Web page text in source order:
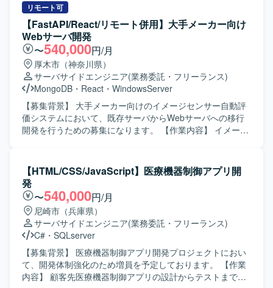
いと考えております。 【ポジションの魅力】 モダンな技術
スタックを活用しながら、大規模な社内通販業務システム
の刷新・追加開発に上流から関わることができます。レガ
シー環境からモダン環境への移行プロジェクトに関わるこ
とで、アプリケーションアーキテクチャ設計や技術選定の
経験を積むことができます。テックリードとしてチームを
牽引しつつ、技術面での意思決定や改善活動をリードでき
るポジションです。 【開発環境】 Java17、SpringBoot3な
どのモダン技術スタックを中心に、DockerやAWS ECS等の
コンテナ・クラウド技術を活用した開発を行っておりま
す。現行システムではJava6/8、Weblogic、JavaEE、
す。コミュニケーションおよび情報共有にはSlack、
Confluence、Jira、Miro、GitHub等のツールを利用してお
ります。
をもとにしたHTML/CSSでの実装や、既存ページの調整・
改修を中心にご対応いただきます。 【求める人物像】 サイ
トの目的や構成を理解しながら、丁寧かつ正確にコーディ
ングができる方を求めております。コミュニケーションを
取りながら柔軟に対応いただける方ですと望ましいです。
【ポジションの魅力】 教育関連のWEBサイトに継続的に関
わることで、サイト全体の構造や運用方針を踏まえたコー
ディングスキルを身につけていただけます。デザイン意図
を反映した実装に携わることで、より実務的なフロントエ
ンドスキルの向上が期待できます。 【開発環境】
HTML/CSSを中心としたコーディング環境を想定しており
リモート可
【FastAPI/React/リモート併用】大手メーカー向け
Webサーバ開発
〜540,000円/月
厚木市（神奈川県）
サーバサイドエンジニア(業務委託・フリーランス)
MongoDB ・ React ・ WindowsServer
【募集背景】 大手メーカー向けのイメージセンサー自動評
価システムにおいて、既存サーバからWebサーバへの移行
開発を行うための募集になります。 【作業内容】 イメージ
します。 【求める人物像】 Webサーバ開発に主体的に取り
組み、既存システムの構造を理解しながら移行作業を着実
に進めていただける方を求めています。 【ポジションの魅
力】 大手メーカー向けのシステム開発に携わることがで
き、Webサーバや関連技術の実務経験を積むことができま
す。 【開発環境】 Windows Server 2022/2025、IIS、
FastAPI、MongoDB、React、LDAP、REST+gRPCなどを
用いたWebサーバ開発になります。
【HTML/CSS/JavaScript】医療機器制御アプリ開
発
〜540,000円/月
尼崎市（兵庫県）
サーバサイドエンジニア(業務委託・フリーランス)
C# ・ SQLserver
【募集背景】 医療機器制御アプリ開発プロジェクトにおい
て、開発体制強化のため増員を予定しております。 【作業
内容】 顧客先医療機器制御アプリの設計からテストまで一